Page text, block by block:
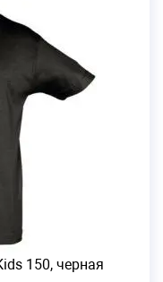
150, черная